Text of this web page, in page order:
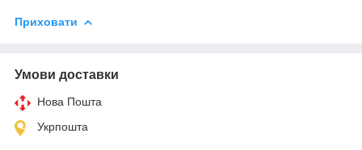
Приховати
Умови доставки
Нова Пошта
Укрпошта